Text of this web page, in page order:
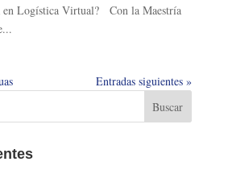
en Logística Virtual? Con la Maestría
Entradas siguientes »